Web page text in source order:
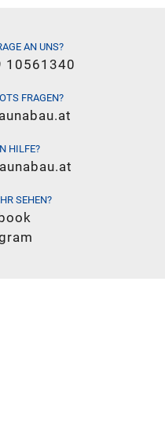
AN UNS?
10561340
FRAGEN?
HILFE?
SEHEN?